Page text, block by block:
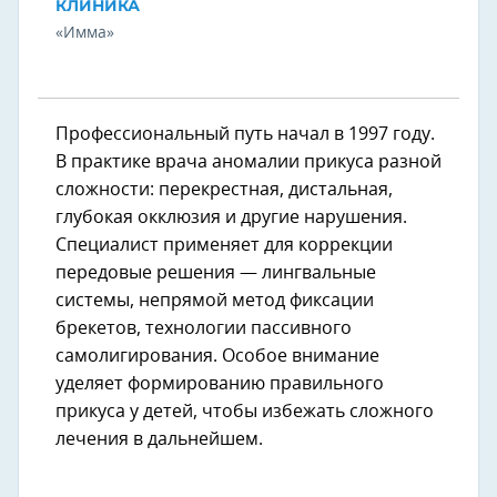
КЛИНИКА
«Имма»
Профессиональный путь начал в 1997 году.
В практике врача аномалии прикуса разной
сложности: перекрестная, дистальная,
глубокая окклюзия и другие нарушения.
Специалист применяет для коррекции
передовые решения — лингвальные
системы, непрямой метод фиксации
брекетов, технологии пассивного
самолигирования. Особое внимание
уделяет формированию правильного
прикуса у детей, чтобы избежать сложного
лечения в дальнейшем.